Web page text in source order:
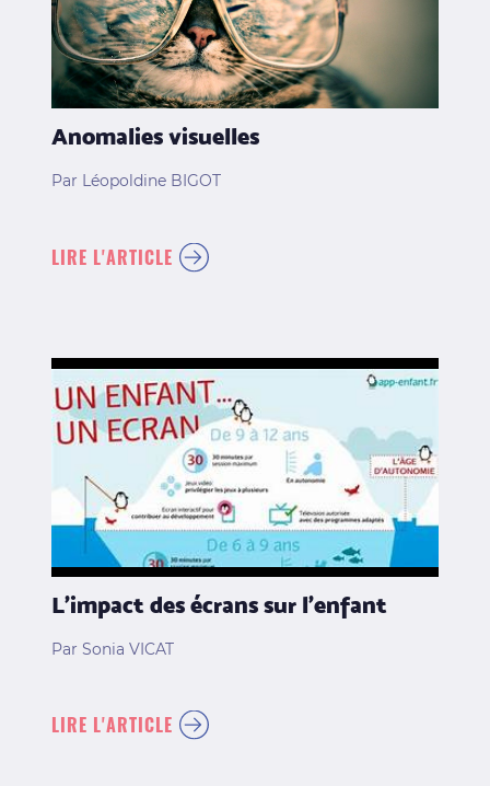
Anomalies visuelles
Par Léopoldine BIGOT
LIRE L'ARTICLE
L’impact des écrans sur l’enfant
Par Sonia VICAT
LIRE L'ARTICLE